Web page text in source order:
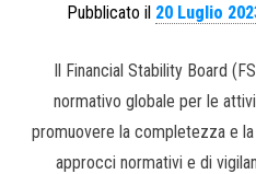
Pubblicato il 20 Luglio
Il Financial Stability Board
normativo globale per le
promuovere la completezza e
approcci normativi e di